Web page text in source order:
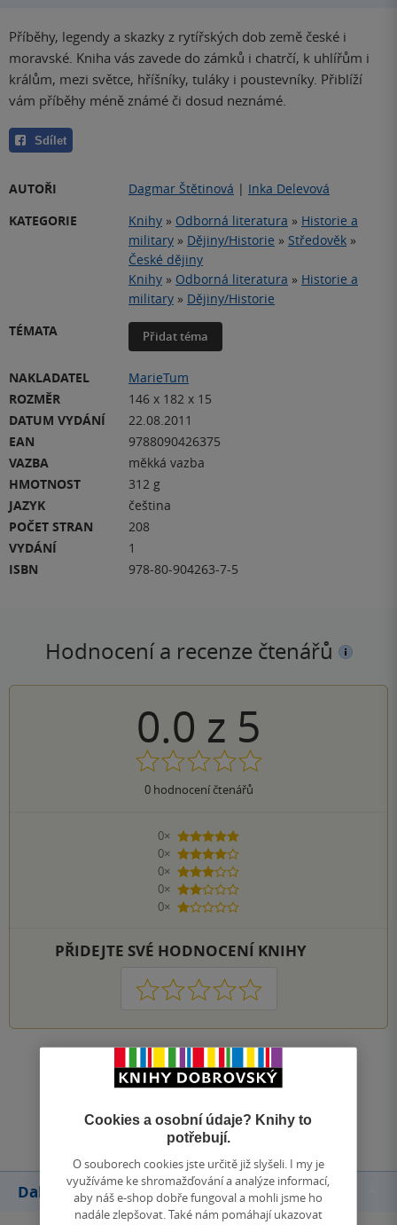
Příběhy, legendy a skazky z rytířských dob země české i
moravské. Kniha vás zavede do zámků i chatrčí, k uhlířům i
králům, mezi světce, hříšníky, tuláky i poustevníky. Přiblíží
vám příběhy méně známé či dosud neznámé.
Sdílet
AUTOŘI Dagmar Štětinová | Inka Delevová
KATEGORIE
Knihy » Odborná literatura » Historie a
military » Dějiny/Historie » Středověk »
České dějiny
Knihy » Odborná literatura » Historie a
military » Dějiny/Historie
TÉMATA
Přidat téma
NAKLADATEL
MarieTum
ROZMĚR
146 x 182 x 15
DATUM VYDÁNÍ
22.08.2011
EAN
9788090426375
VAZBA
měkká vazba
HMOTNOST
312 g
JAZYK
čeština
POČET STRAN
208
VYDÁNÍ
1
ISBN
978-80-904263-7-5
Hodnocení a recenze čtenářů
0.0 z 5
0hodnocení čtenářů
0×
5 hvězdiček
0×
4 hvězdičky
0×
3 hvězdičky
0×
2 hvězdičky
0×
1 hvezdička
PŘIDEJTE SVÉ HODNOCENÍ KNIHY
1 2 3 4 5
Zobrazit všechna hodnocení
Přidat hodnocení
Další knihy autora
Cookies a osobní údaje? Knihy to
potřebují.
O souborech cookies jste určitě již slyšeli. I my je
využíváme ke shromažďování a analýze informací,
aby náš e-shop dobře fungoval a mohli jsme ho
nadále zlepšovat. Také nám pomáhají ukazovat